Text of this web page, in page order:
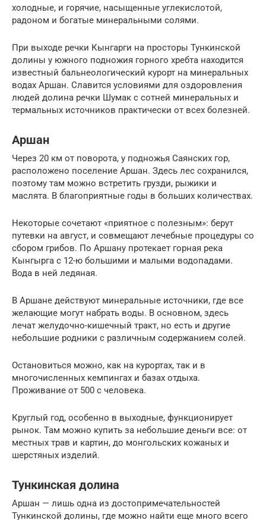
холодные, и горячие, насыщенные углекислотой,
радоном и богатые минеральными солями.
При выходе речки Кынгарги на просторы Тункинской
долины у южного подножия горного хребта находится
известный бальнеологический курорт на минеральных
водах Аршан. Славится условиями для оздоровления
людей долина речки Шумак с сотней минеральных и
термальных источников практически от всех болезней.
Аршан
Через 20 км от поворота, у подножья Саянских гор,
расположено поселение Аршан. Здесь лес сохранился,
поэтому там можно встретить грузди, рыжики и
маслята. В благоприятные годы в больших количествах.
Некоторые сочетают «приятное с полезным»: берут
путевки на август, и совмещают лечебные процедуры со
сбором грибов. По Аршану протекает горная река
Кынгырга с 12-ю большими и малыми водопадами.
Вода в ней ледяная.
В Аршане действуют минеральные источники, где все
желающие могут набрать воды. В основном, здесь
лечат желудочно-кишечный тракт, но есть и другие
небольшие родники с различным содержанием солей.
Остановиться можно, как на курортах, так и в
многочисленных кемпингах и базах отдыха.
Проживание от 500 с человека.
Круглый год, особенно в выходные, функционирует
рынок. Там можно купить за небольшие деньги все: от
местных трав и картин, до монгольских кожаных и
шерстяных изделий.
Тункинская долина
Аршан — лишь одна из достопримечательностей
Тункинской долины, где можно найти еще много всего